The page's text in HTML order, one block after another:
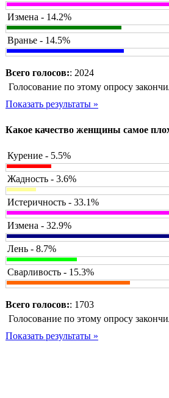
Измена - 14.2%
Вранье - 14.5%
Всего голосов:: 2024
Голосование по этому опросу
Показать результаты »
Какое качество женщины самое
Курение - 5.5%
Жадность - 3.6%
Истеричность - 33.1%
Измена - 32.9%
Лень - 8.7%
Сварливость - 15.3%
Всего голосов:: 1703
Голосование по этому опросу
Показать результаты »